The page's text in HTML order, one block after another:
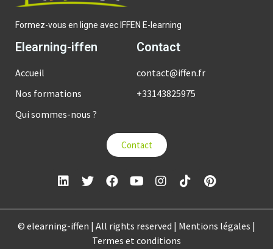
Formez-vous en ligne avec IFFEN E-learning
Elearning-iffen
Accueil
Nos formations
Qui sommes-nous ?
Contact
contact@iffen.fr
+33143825975
Contact
© elearning-iffen | All rights reserved | Mentions légales |
Termes et conditions